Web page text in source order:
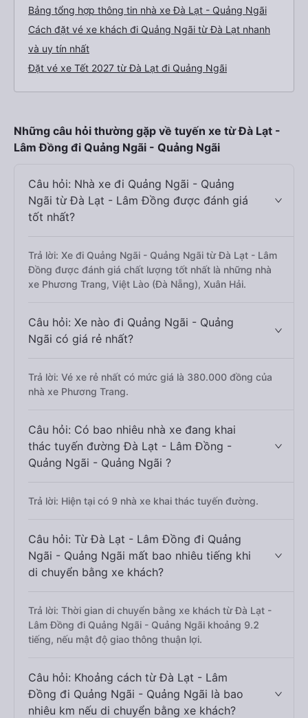
Bảng tổng hợp thông tin nhà xe Đà Lạt - Quảng Ngãi
Cách đặt vé xe khách đi Quảng Ngãi từ Đà Lạt nhanh
và uy tín nhất
Đặt vé xe Tết 2027 từ Đà Lạt đi Quảng Ngãi
Những câu hỏi thường gặp về tuyến xe từ Đà Lạt -
Lâm Đồng đi Quảng Ngãi - Quảng Ngãi
Câu hỏi: Nhà xe đi Quảng Ngãi - Quảng
Ngãi từ Đà Lạt - Lâm Đồng được đánh giá
tốt nhất?
Trả lời: Xe đi Quảng Ngãi - Quảng Ngãi từ Đà Lạt - Lâm
Đồng được đánh giá chất lượng tốt nhất là những nhà
xe Phương Trang, Việt Lào (Đà Nẵng), Xuân Hải.
Câu hỏi: Xe nào đi Quảng Ngãi - Quảng
Ngãi có giá rẻ nhất?
Trả lời: Vé xe rẻ nhất có mức giá là 380.000 đồng của
nhà xe Phương Trang.
Câu hỏi: Có bao nhiêu nhà xe đang khai
thác tuyến đường Đà Lạt - Lâm Đồng -
Quảng Ngãi - Quảng Ngãi ?
Trả lời: Hiện tại có 9 nhà xe khai thác tuyến đường.
Câu hỏi: Từ Đà Lạt - Lâm Đồng đi Quảng
Ngãi - Quảng Ngãi mất bao nhiêu tiếng khi
di chuyển bằng xe khách?
Trả lời: Thời gian di chuyển bằng xe khách từ Đà Lạt -
Lâm Đồng đi Quảng Ngãi - Quảng Ngãi khoảng 9.2
tiếng, nếu mật độ giao thông thuận lợi.
Câu hỏi: Khoảng cách từ Đà Lạt - Lâm
Đồng đi Quảng Ngãi - Quảng Ngãi là bao
nhiêu km nếu di chuyển bằng xe khách?